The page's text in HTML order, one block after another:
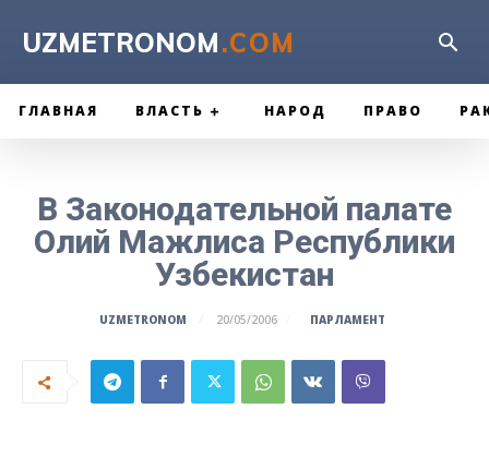
UZMETRONOM.COM
ГЛАВНАЯ ВЛАСТЬ НАРОД ПРАВО
В Законодательной палате
Олий Мажлиса Республики
Узбекистан
UZMETRONOM 20/05/2006 ПАРЛАМЕНТ